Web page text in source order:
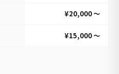
¥20,000 〜
¥15,000 〜